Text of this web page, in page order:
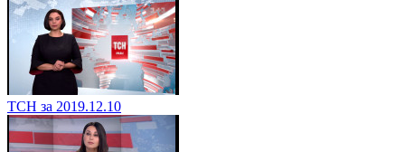
ТСН за 2019.12.10